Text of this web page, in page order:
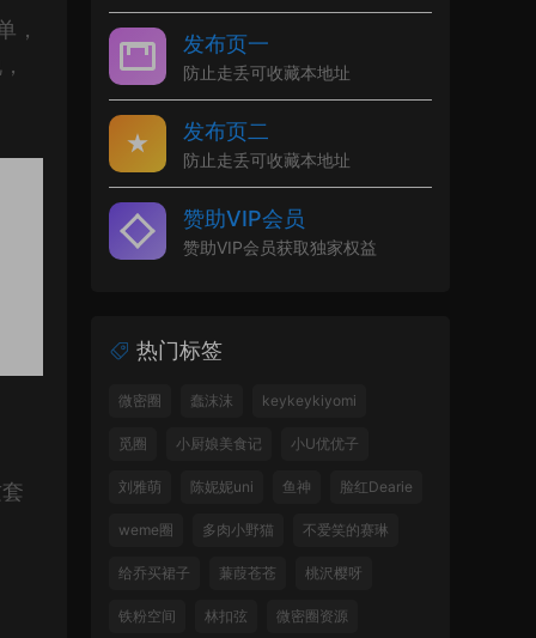
，
发布页一
防止走丢可收藏本地址
发布页二
防止走丢可收藏本地址
赞助VIP会员
赞助VIP会员获取独家权益
热门标签
微密圈 蠢沫沫 keykeykiyomi
觅圈 小厨娘美食记 小U优优子
刘雅萌 陈妮妮uni 鱼神 脸红Dearie
weme圈 多肉小野猫 不爱笑的赛琳
给乔买裙子 蒹葭苍苍 桃沢樱呀
铁粉空间 林扣弦 微密圈资源